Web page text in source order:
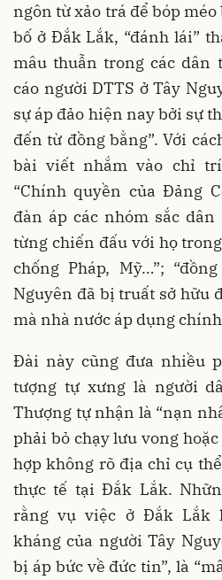
ngôn từ xảo trá để bóp
bố ở Đắk Lắk, “đánh lái”
mâu thuẫn trong các dân
cáo người DTTS ở Tây
sự áp đảo hiện nay bởi sự
đến từ đồng bằng”. Với
bài viết nhắm vào chỉ
“Chính quyền của Đảng
đàn áp các nhóm sắc
từng chiến đấu với họ
chống Pháp, Mỹ…”;
Nguyên đã bị truất sở hữu
mà nhà nước áp dụng
Đài này cũng đưa nhiều
tượng tự xưng là người
Thượng tự nhận là “nạn
phải bỏ chạy lưu vong
hợp không rõ địa chỉ cụ
thực tế tại Đắk Lắk.
rằng vụ việc ở Đắk Lắk
kháng của người Tây
bị áp bức về đức tin”, là